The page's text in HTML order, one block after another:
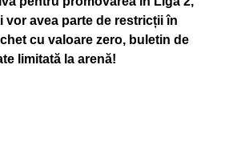
avea parte de restricții în
cu valoare zero, buletin de
limitată la arenă!